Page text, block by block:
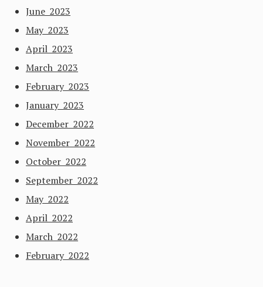
June 2023
May 2023
April 2023
March 2023
February 2023
January 2023
December 2022
November 2022
October 2022
September 2022
May 2022
April 2022
March 2022
February 2022